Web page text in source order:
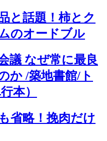
と話題！柿とク
のオードブル
議 なぜ常に最良
か /築地書館/ト
本）
省略！挽肉だけ